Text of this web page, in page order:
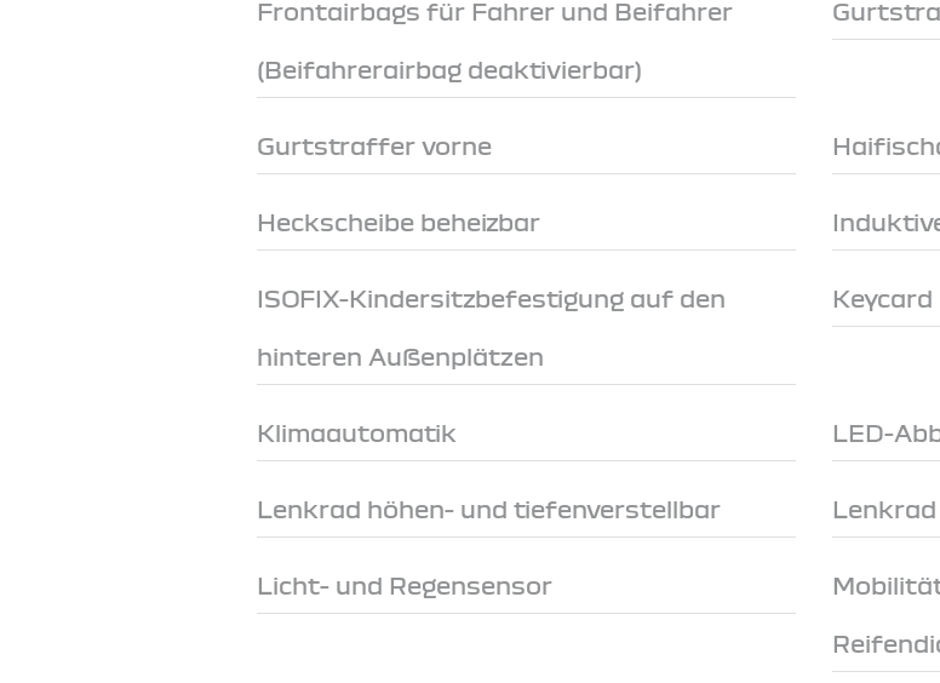
Frontairbags für Fahrer und Beifahrer
(Beifahrerairbag deaktivierbar)
Gurtstraffer vorne
Heckscheibe beheizbar
ISOFIX-Kindersitzbefestigung auf den
hinteren Außenplätzen
Klimaautomatik LED-
Lenkrad höhen- und tiefenverstellbar
Licht- und Regensensor